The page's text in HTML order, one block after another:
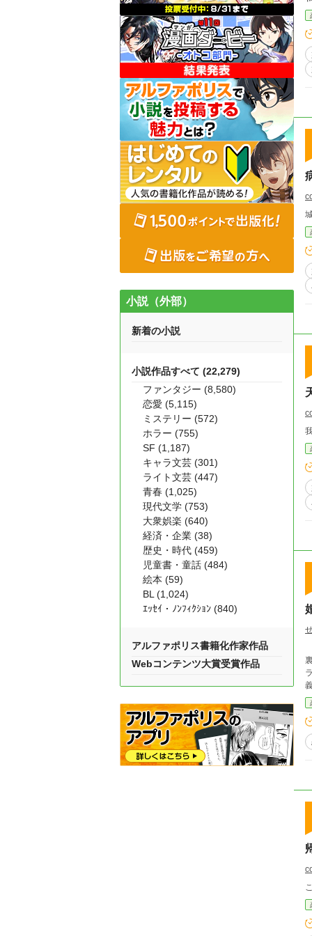
小説（外部）
新着の小説
小説作品すべて (22,279)
ファンタジー (8,580)
恋愛 (5,115)
ミステリー (572)
ホラー (755)
SF (1,187)
キャラ文芸 (301)
ライト文芸 (447)
青春 (1,025)
現代文学 (753)
大衆娯楽 (640)
経済・企業 (38)
歴史・時代 (459)
児童書・童話 (484)
絵本 (59)
BL (1,024)
ｴｯｾｲ・ﾉﾝﾌｨｸｼｮﾝ (840)
アルファポリス書籍化作家作品
Webコンテンツ大賞受賞作品